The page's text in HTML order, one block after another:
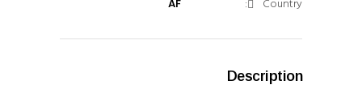
Country:
AF
Description